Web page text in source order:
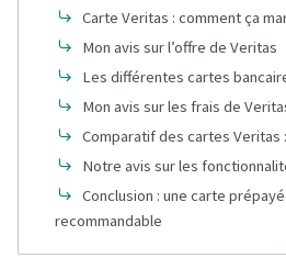
Carte Veritas : comment ça
Mon avis sur l’offre de Veritas
Les différentes cartes
Mon avis sur les frais de
Comparatif des cartes Veritas
Notre avis sur les
Conclusion : une carte
recommandable